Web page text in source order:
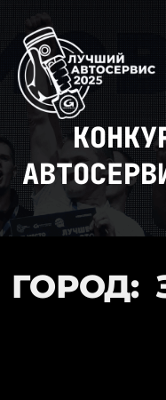
содержимому
ГОРОД: